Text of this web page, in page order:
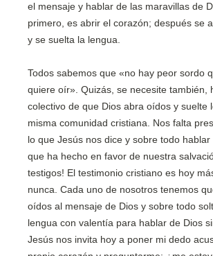
el mensaje y hablar de las maravillas de
primero, es abrir el corazón; después se
y se suelta la lengua.
Todos sabemos que «no hay peor sordo
quiere oír». Quizás, se necesite también,
colectivo de que Dios abra oídos y suelte
misma comunidad cristiana. Nos falta
lo que Jesús nos dice y sobre todo
que ha hecho en favor de nuestra
testigos! El testimonio cristiano es hoy
nunca. Cada uno de nosotros tenemos
oídos al mensaje de Dios y sobre todo
lengua con valentía para hablar de Dios
Jesús nos invita hoy a poner mi dedo